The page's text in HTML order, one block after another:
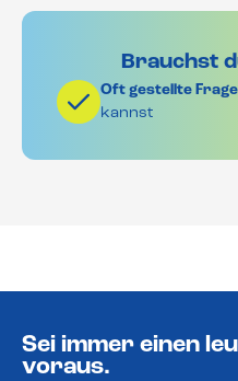
Brauchst
Oft gestellte
kannst
Sei immer einen
voraus.